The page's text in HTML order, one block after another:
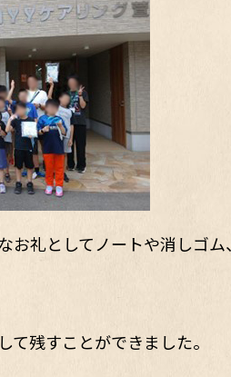
礼としてノートや消しゴム、
残すことができました。